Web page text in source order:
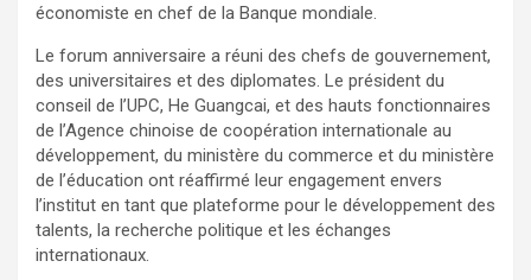
économiste en chef de la Banque mondiale.
Le forum anniversaire a réuni des chefs de gouvernement,
des universitaires et des diplomates. Le président du
conseil de l’UPC, He Guangcai, et des hauts fonctionnaires
de l’Agence chinoise de coopération internationale au
développement, du ministère du commerce et du ministère
de l’éducation ont réaffirmé leur engagement envers
l’institut en tant que plateforme pour le développement des
talents, la recherche politique et les échanges
internationaux.